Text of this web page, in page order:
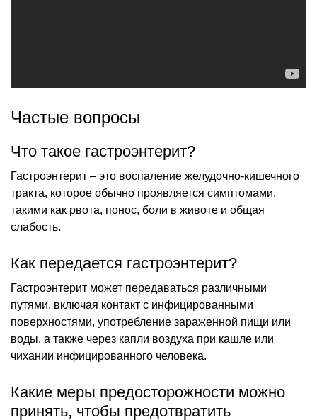
Частые вопросы
Что такое гастроэнтерит?
Гастроэнтерит – это воспаление желудочно-кишечного
тракта, которое обычно проявляется симптомами,
такими как рвота, понос, боли в животе и общая
слабость.
Как передается гастроэнтерит?
Гастроэнтерит может передаваться различными
путями, включая контакт с инфицированными
поверхностями, употребление зараженной пищи или
воды, а также через капли воздуха при кашле или
чихании инфицированного человека.
Какие меры предосторожности можно
принять, чтобы предотвратить